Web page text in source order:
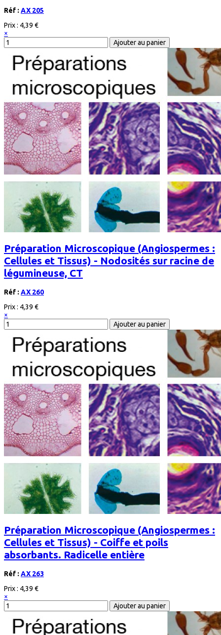
Réf : AX 205
Prix : 4,39 €
×
Préparation Microscopique (Angiospermes :
Cellules et Tissus) - Nodosités sur racine de
légumineuse, CT
Réf : AX 260
Prix : 4,39 €
×
Préparation Microscopique (Angiospermes :
Cellules et Tissus) - Coiffe et poils
absorbants. Radicelle entière
Réf : AX 263
Prix : 4,39 €
×